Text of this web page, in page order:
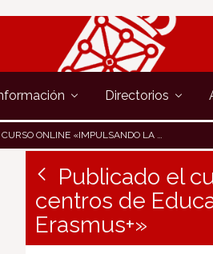
Directorios
PARTICIPACIÓN DE CENTROS DE EDUCACIÓN ESCOLAR DE NAVARRA EN PROYECTOS ERASMUS+»
Publicado el
centros de
Erasmus+»